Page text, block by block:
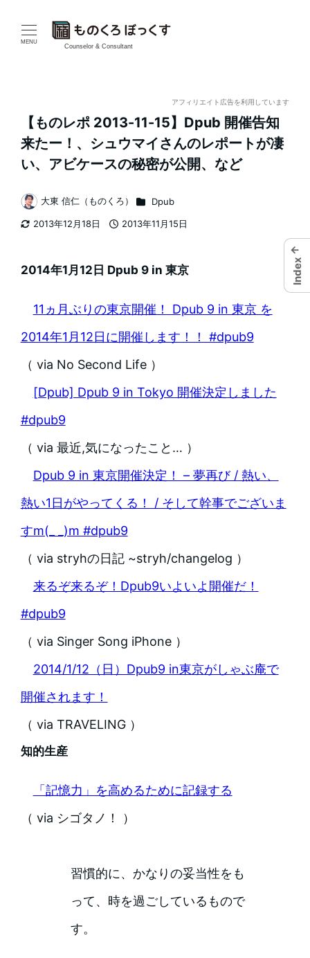
MENU
Counselor & Consultant
アフィリエイト広告を利用しています
【ものレポ 2013-11-15】Dpub 開催告知
来たー！、シュウマイさんのレポートが凄
い、アビケースの秘密が公開、など
2013年12月18日
2013年11月15日
著
者
大東 信仁（ものくろ） カテゴリー
Dpub
2014年1月12日 Dpub 9 in 東京
11ヵ月ぶりの東京開催！ Dpub 9 in 東京 を
2014年1月12日に開催します！！ #dpub9
（ via No Second Life ）
[Dpub] Dpub 9 in Tokyo 開催決定しました
#dpub9
（ via 最近,気になったこと… ）
Dpub 9 in 東京開催決定！ – 夢再び / 熱い、
熱い1日がやってくる！ / そして幹事でございま
すm(_ _)m #dpub9
（ via stryhの日記 ~stryh/changelog ）
来るぞ来るぞ！Dpub9いよいよ開催だ！
#dpub9
（ via Singer Song iPhone ）
2014/1/12（日）Dpub9 in東京がしゃぶ庵で
開催されます！
（ via TRAVELING ）
知的生産
「記憶力」を高めるために記録する
（ via シゴタノ！ ）
習慣的に、かなりの妥当性をも
って、時を過ごしているもので
す。
←
Index